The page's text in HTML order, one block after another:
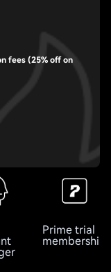
fees (25% off on
Prime trial
membership